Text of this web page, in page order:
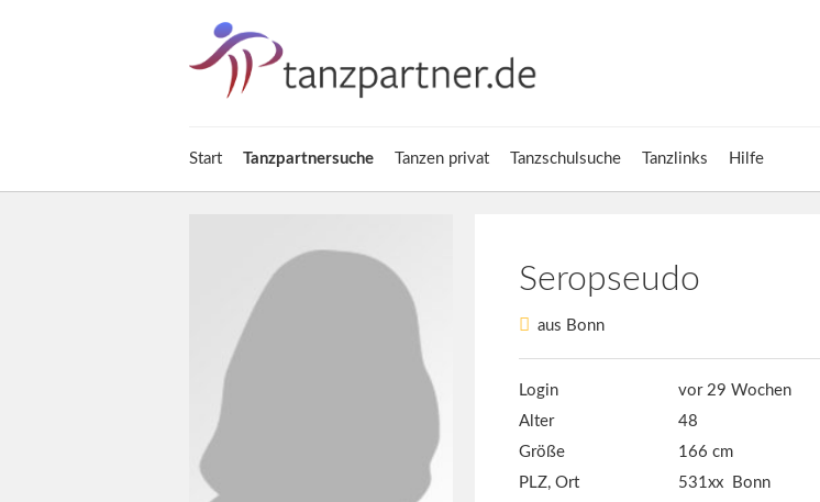
Start Tanzpartnersuche Tanzen privat Tanzschulsuche Tanzlinks Hilfe
Seropseudo
aus Bonn
Login
vor 29 Wochen
Alter
48
Größe
166 cm
PLZ, Ort
531xx Bonn